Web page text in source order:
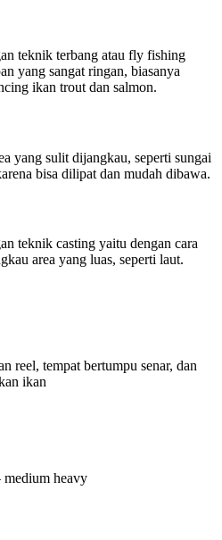
teknik terbang atau fly fishing
yang sangat ringan, biasanya
ikan trout dan salmon.
yang sulit dijangkau, seperti sungai
bisa dilipat dan mudah dibawa.
teknik casting yaitu dengan cara
area yang luas, seperti laut.
reel, tempat bertumpu senar, dan
ikan
heavy